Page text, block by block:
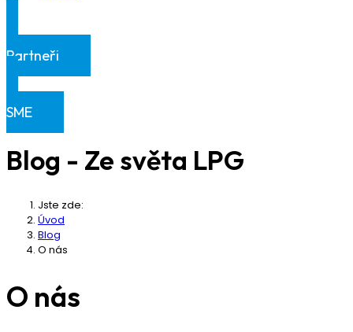
Klientská sekce
Partneři
Klientská sekce
SME
Blog - Ze světa LPG
Jste zde:
Úvod
Blog
O nás
O nás